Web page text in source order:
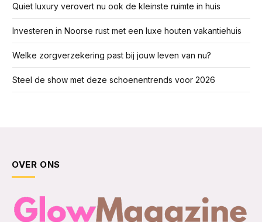
Quiet luxury verovert nu ook de kleinste ruimte in huis
Investeren in Noorse rust met een luxe houten vakantiehuis
Welke zorgverzekering past bij jouw leven van nu?
Steel de show met deze schoenentrends voor 2026
OVER ONS